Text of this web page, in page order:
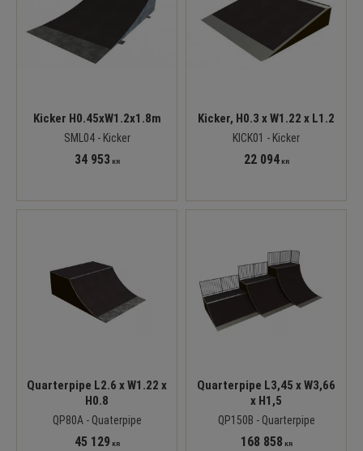
Kicker H0.45xW1.2x1.8m
SML04 - Kicker
34 953 KR
Kicker, H0.3 x W1.22 x L1.2
KICK01 - Kicker
22 094KR
Quarterpipe L2.6 x W1.22 x
H0.8
QP80A - Quaterpipe
45 129 KR
Quarterpipe L3,45 x W3,66
x H1,5
QP150B - Quarterpipe
168 858 KR